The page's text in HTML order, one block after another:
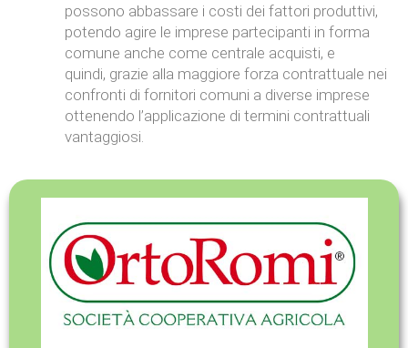
possono abbassare i costi dei fattori produttivi,
potendo agire le imprese partecipanti in forma
comune anche come centrale acquisti, e
quindi, grazie alla maggiore forza contrattuale nei
confronti di fornitori comuni a diverse imprese
ottenendo l’applicazione di termini contrattuali
vantaggiosi.